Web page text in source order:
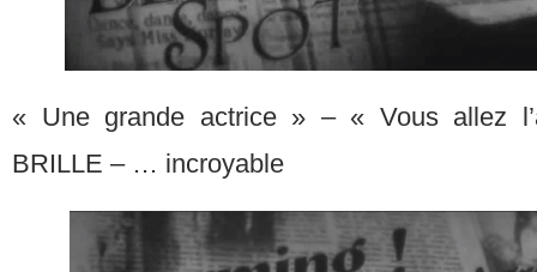
« Une grande actrice » – « Vous allez
BRILLE – … incroyable